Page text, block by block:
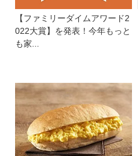
【ファミリーダイムアワード2
022大賞】を発表！今年もっと
も家...